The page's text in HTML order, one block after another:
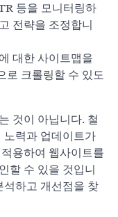
등을 모니터링하
전략을 조정합니
대한 사이트맵을
로 크롤링할 수 있도
것이 아닙니다. 철
노력과 업데이트가
용하여 웹사이트를
할 수 있을 것입니
석하고 개선점을 찾